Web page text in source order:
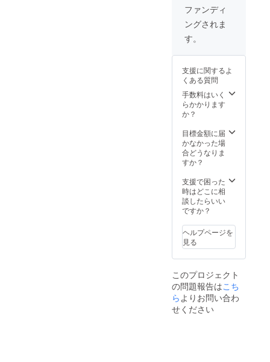
くださ
い。
初期不
良以外
に関す
受けい
たしか
す。 そ
の他の
につい
ては
「リス
ク&チャ
ジ」を
ご確認
くださ
い。
場合、
お届け
から
レンズ
度数交
換 初回
無償 [ご
注意] ※
製造状
時期が
遅れる
場合、
致しま
す。 ※
初期不
良以外
に関す
る返
金はお
受けい
たしか
ねま
す。 そ
の他の
注事項
くださ
い) [お
届け予
6月末に
お届け
予定 [保
証・ア
フター
サポー
ム・レ
ンズ 1
年間保
わな
かった
場合、
お届け
１ヶ月
レンズ
度数交
換 初回
無償 [ご
注意] ※
製造状
況によ
購入
後、
メッ
てお申
し付け
くださ
い。
【オー
ダーレ
やレン
ズ情報
も別注
細はお
問合せ
くださ
い) [お
定]
2022年
6月末に
お届け
証・ア
フター
サポー
ト] ★フ
らお選
びくだ
さい。
い対応
OK】
A〜Gの
度数な
ら左右
度数違
なしで
対応可
能で
方はご
希望リ
ターン
購入
メッ
セージ
機能に
てお申
くださ
い。
【オー
ダーレ
ンズ】
・メガ
ネ拭き
[レンズ
【遠近
には対
応して
いませ
ん。
【選べ
数】
A:+1.00
〜
G:4.00
レンズ
度数か
らお選
びくだ
【左右
度数違
い対応
OK】
度数な
ら左右
度数違
いも追
加料金
ファンディ
ングされま
す。
支援に関するよ
くある質問
手数料はいく
らかかります
か？
目標金額に届
かなかった場
合どうなりま
すか？
支援で困った
時はどこに相
談したらいい
ですか？
ヘルプページを
見る
このプロジェクト
の問題報告はこち
らよりお問い合わ
せください